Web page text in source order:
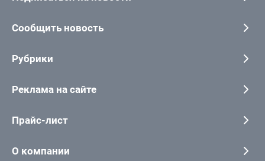
Сообщить новость
Рубрики
Реклама на сайте
Прайс-лист
О компании